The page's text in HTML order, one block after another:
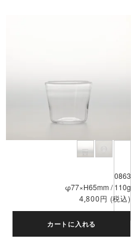
0863
φ77×H65mm / 110g
4,800円 (税込)
カートに入れる